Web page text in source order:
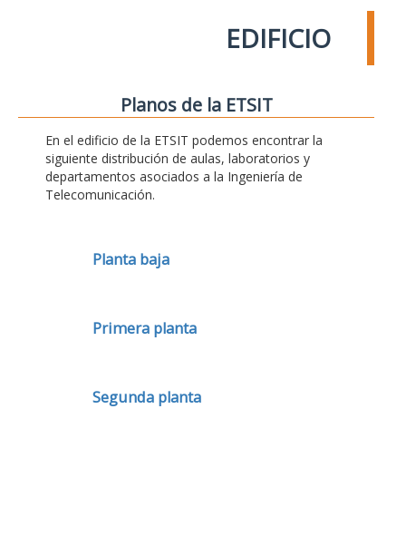
EDIFICIO
Planos de la ETSIT
En el edificio de la ETSIT podemos encontrar la
siguiente distribución de aulas, laboratorios y
departamentos asociados a la Ingeniería de
Telecomunicación.
Planta baja
Primera planta
Segunda planta